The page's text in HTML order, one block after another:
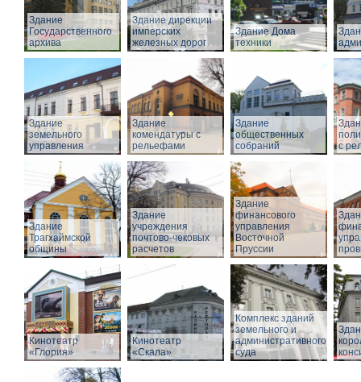
Здание
Государственного
архива
Здание дирекции
имперских
железных дорог
Здание Дома
техники
Здание
земельного
управления
Здание
комендатуры с
рельефами
Здание
общественных
собраний
с
Здание
Трагхаймской
общины
Здание
учреждения
почтово-чековых
расчетов
Здание
финансового
управления
Восточной
Пруссии
Кинотеатр
«Глория»
Кинотеатр
«Скала»
Комплекс зданий
земельного и
административного
суда